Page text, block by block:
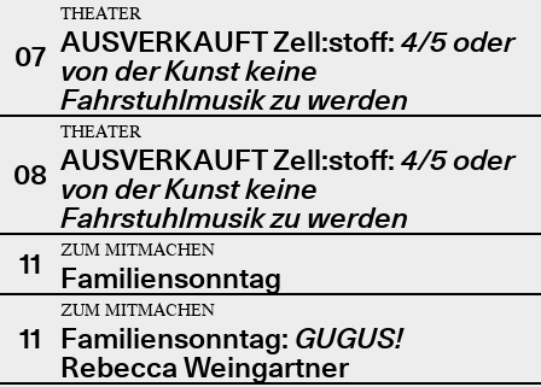
07
THEATER
AUSVERKAUFT Zell:stoff: 4/5 oder
von der Kunst keine
Fahrstuhlmusik zu werden
08
THEATER
AUSVERKAUFT Zell:stoff: 4/5 oder
von der Kunst keine
Fahrstuhlmusik zu werden
11
ZUM MITMACHEN
Familiensonntag
11
ZUM MITMACHEN
Familiensonntag: GUGUS!
Rebecca Weingartner